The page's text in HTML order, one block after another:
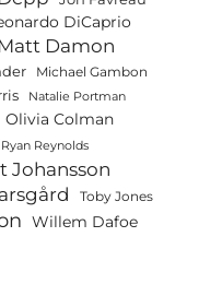
DiCaprio
Matt Damon
Michael Gambon
Natalie Portman
Olivia Colman
Ryan Reynolds
Johansson
Toby Jones
Willem Dafoe